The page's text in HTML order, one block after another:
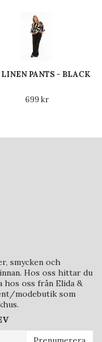
LINEN PANTS - BLACK
699 kr
smycken och
Hos oss hittar du
hos oss från Elida &
modebutik som